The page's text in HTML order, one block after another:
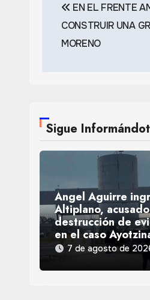
de
entradas
EN EL FRENTE
CONSTRUIR UNA
MORENO
Sigue
Ángel Aguirre
Altiplano,
destrucción de
en el caso
7 de agosto de